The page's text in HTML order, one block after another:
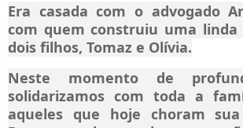
Era casada com o advogado
com quem construiu uma
dois filhos, Tomaz e Olívia.
Neste momento de
solidarizamos com toda a
aqueles que hoje choram